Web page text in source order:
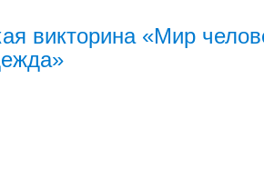
викторина «Мир